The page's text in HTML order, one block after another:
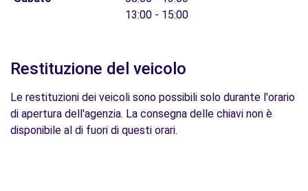
13:00 - 15:00
Restituzione del veicolo
Le restituzioni dei veicoli sono possibili solo durante l'orario
di apertura dell'agenzia. La consegna delle chiavi non è
disponibile al di fuori di questi orari.